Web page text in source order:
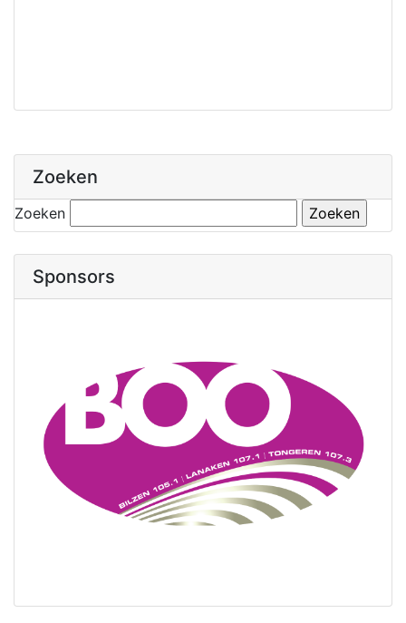
Zoeken
Zoeken
Sponsors